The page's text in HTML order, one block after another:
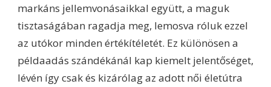
markáns jellemvonásaikkal együtt, a maguk
tisztaságában ragadja meg, lemosva róluk ezzel
az utókor minden értékítéletét. Ez különösen a
példaadás szándékánál kap kiemelt jelentőséget,
lévén így csak és kizárólag az adott női életútra